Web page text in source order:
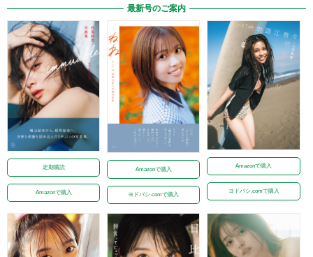
最新号のご案内
定期購読
Amazonで購入
Amazonで購入
ヨドバシ.comで購入
Amazonで購入
ヨドバシ.comで購入